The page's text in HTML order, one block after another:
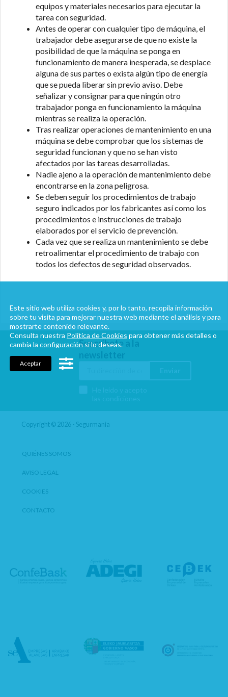
equipos y materiales necesarios para ejecutar la
tarea con seguridad.
Antes de operar con cualquier tipo de máquina, el
trabajador debe asegurarse de que no existe la
posibilidad de que la máquina se ponga en
funcionamiento de manera inesperada, se desplace
alguna de sus partes o exista algún tipo de energía
que se pueda liberar sin previo aviso. Debe
señalizar y consignar para que ningún otro
trabajador ponga en funcionamiento la máquina
mientras se realiza la operación.
Tras realizar operaciones de mantenimiento en una
máquina se debe comprobar que los sistemas de
seguridad funcionan y que no se han visto
afectados por las tareas desarrolladas.
Nadie ajeno a la operación de mantenimiento debe
encontrarse en la zona peligrosa.
Se deben seguir los procedimientos de trabajo
seguro indicados por los fabricantes así como los
procedimientos e instrucciones de trabajo
elaborados por el servicio de prevención.
Cada vez que se realiza un mantenimiento se debe
retroalimentar el procedimiento de trabajo con
todos los defectos de seguridad observados.
Suscríbete a la
newsletter
Copyright © 2026 - Segurmania
QUIÉNES SOMOS
AVISO LEGAL
COOKIES
CONTACTO
Este sitio web utiliza cookies y, por lo tanto, recopila información
sobre tu visita para mejorar nuestra web mediante el análisis y para
mostrarte contenido relevante.
Consulta nuestra Política de Cookies para obtener más detalles o
cambia la configuraciónsi lo deseas.
Aceptar